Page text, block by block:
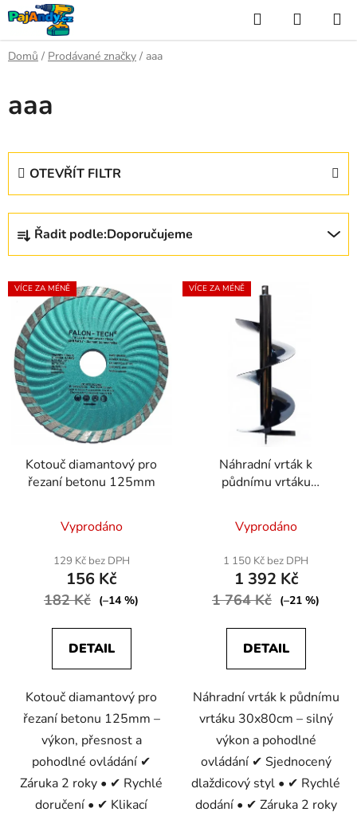
Přejít
na
obsah
Hledat
KOŠÍK
Domů / Prodávané značky / aaa
aaa
OTEVŘÍT FILTR
Ř
z
e
n
p
r
o
Řadit podle:Doporučujeme
V
ý
s
p
VÍCE ZA MÉNĚ
Kotouč diamantový pro
řezaní betonu 125mm
Vyprodáno
129 Kč bez DPH
156 Kč
182 Kč (–14 %)
DETAIL
Kotouč diamantový pro
řezaní betonu 125mm –
výkon, přesnost a
pohodlné ovládání ✔
Záruka 2 roky • ✔ Rychlé
doručení • ✔ Klikací
VÍCE ZA MÉNĚ
Náhradní vrták k
půdnímu vrtáku
Vyprodáno
1 150 Kč bez DPH
1 392 Kč
1 764 Kč (–21 %)
DETAIL
Náhradní vrták k půdnímu
vrtáku 30x80cm – silný
výkon a pohodlné
ovládání ✔ Sjednocený
dlaždicový styl • ✔ Rychlé
dodání • ✔ Záruka 2 roky